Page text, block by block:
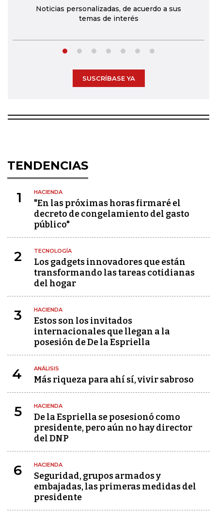
Noticias personalizadas, de acuerdo a sus
temas de interés
SUSCRÍBASE YA
TENDENCIAS
1 HACIENDA
"En las próximas horas firmaré el
decreto de congelamiento del gasto
público"
2 TECNOLOGÍA
Los gadgets innovadores que están
transformando las tareas cotidianas
del hogar
3 HACIENDA
Estos son los invitados
internacionales que llegan a la
posesión de De la Espriella
4 ANÁLISIS
Más riqueza para ahí sí, vivir sabroso
5 HACIENDA
De la Espriella se posesionó como
presidente, pero aún no hay director
del DNP
6 HACIENDA
Seguridad, grupos armados y
embajadas, las primeras medidas del
presidente